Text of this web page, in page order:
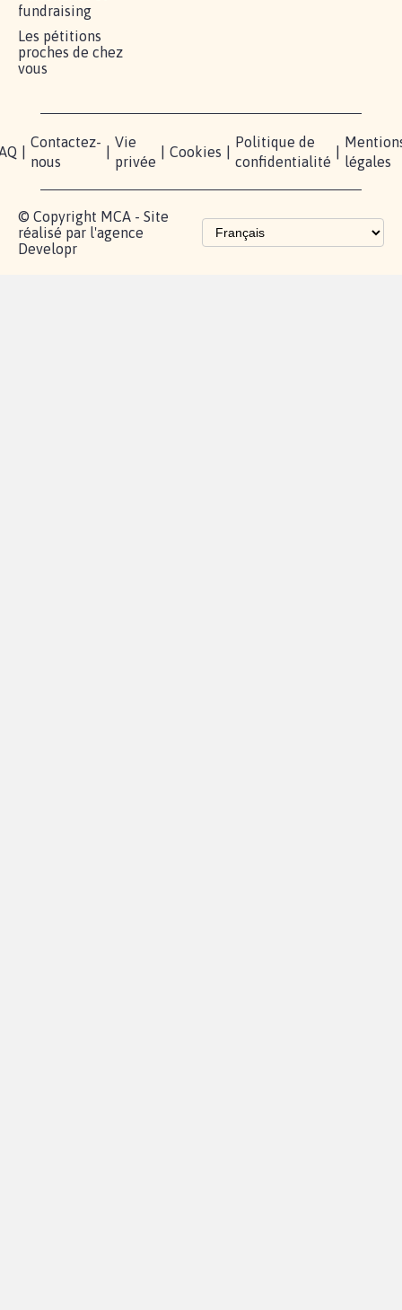
fundraising
Les pétitions
proches de chez
vous
Contactez-
nous
Vie
privée
Cookies
Politique de
confidentialité
légales
© Copyright MCA - Site
réalisé par l'agence
Developr